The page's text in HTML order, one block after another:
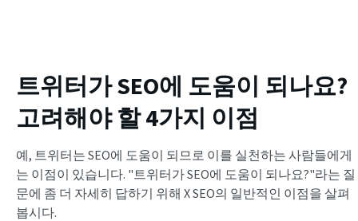
트위터가 SEO에 도움이 되나요?
고려해야 할 4가지 이점
예, 트위터는 SEO에 도움이 되므로 이를 실천하는 사람들에게
는 이점이 있습니다. "트위터가 SEO에 도움이 되나요?"라는 질
문에 좀 더 자세히 답하기 위해 X SEO의 일반적인 이점을 살펴
봅시다.